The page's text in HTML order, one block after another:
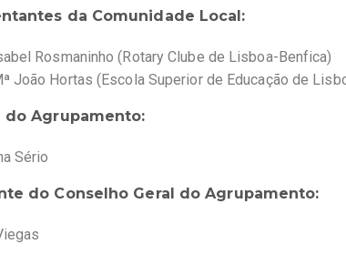
da Comunidade Local:
Rosmaninho (Rotary Clube de Lisboa-Benfica)
João Hortas (Escola Superior de Educação de
do Agrupamento:
Sério
do Conselho Geral do Agrupamento: